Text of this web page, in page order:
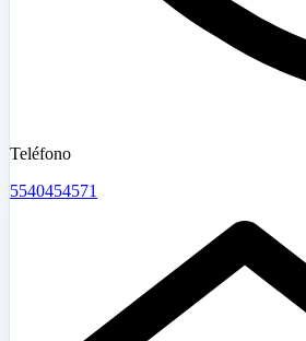
Teléfono
5540454571